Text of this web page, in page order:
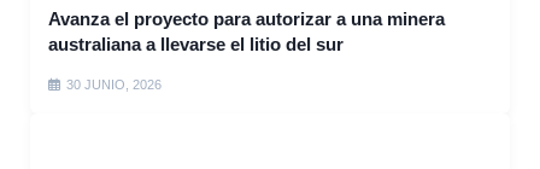
Avanza el proyecto para autorizar a una minera
australiana a llevarse el litio del sur
30 JUNIO, 2026